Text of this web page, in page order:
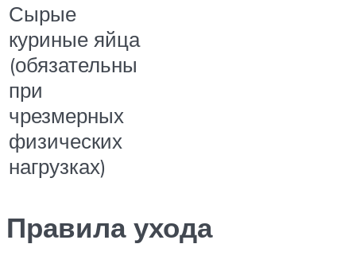
Сырые
куриные яйца
(обязательны
при
чрезмерных
физических
нагрузках)
Правила ухода